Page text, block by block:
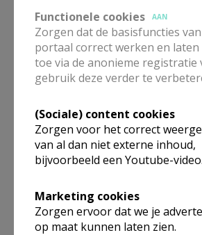
Er is geen schrijver die zo helder
uitleggen wat het betekent om
Lewis. Hij blijft niet steken in een
theologische uiteenzetting, maar
verhaal op een persoonlijke manier
verliest zich niet in details en
toe is aan een verfrissing en
haar geloofsleven kan nog steeds
Functionele cookies
AAN
Zorgen dat de basisfuncties
portaal correct werken en laten
toe via de anonieme registratie
gebruik deze verder te
(Sociale) content cookies
Zorgen voor het correct
van al dan niet externe inhoud,
bijvoorbeeld een Youtube-video.
Marketing cookies
Zorgen ervoor dat we je
op maat kunnen laten zien.